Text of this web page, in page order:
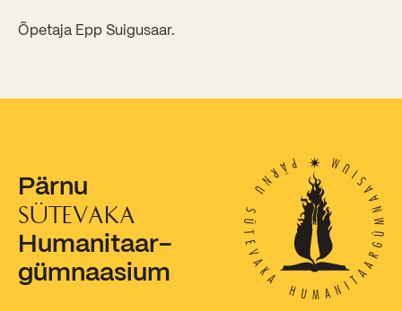
Raamatukogu
Huvitegevus
Õppemaksusoodustused
Õpetaja Epp Suigusaar.
Pärnu
SÜTEVAKA
Humanitaar-
gümnaasium